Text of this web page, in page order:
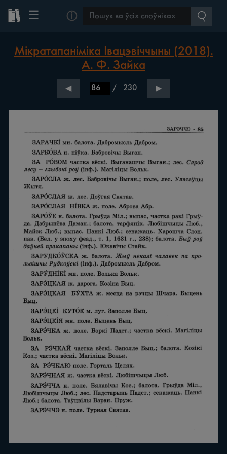
☰ ⓘ
Мікратапаніміка Івацэвіччыны (2018).
А. Ф. Зайка
◀ / 230 ▶